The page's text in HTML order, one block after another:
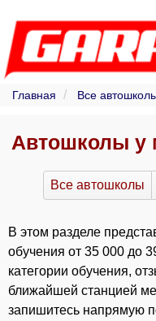
Главная Все
Автошколы у
Все автошколы
В этом разделе
обучения от 35 000 до
категории обучения,
ближайшей станцией
запишитесь напрямую